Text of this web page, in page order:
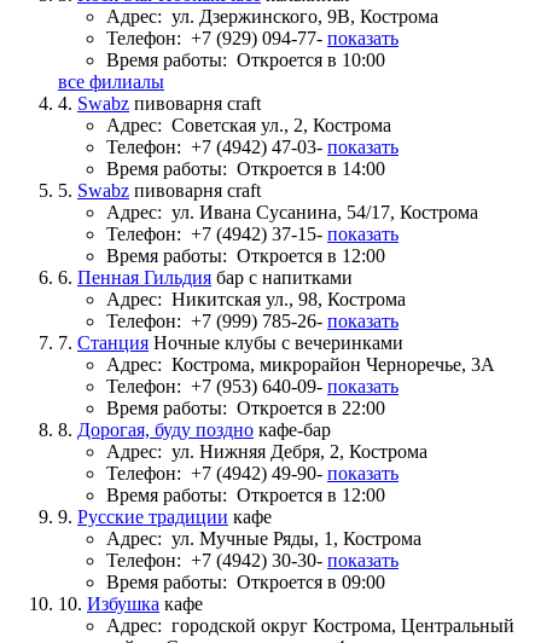
Адрес: ул. Дзержинского, 9В, Кострома
Телефон: +7 (929) 094-77- показать
Время работы: Откроется в 10:00
все филиалы
4. Swabz пивоварня craft
Адрес: Советская ул., 2, Кострома
Телефон: +7 (4942) 47-03- показать
Время работы: Откроется в 14:00
5. Swabz пивоварня craft
Адрес: ул. Ивана Сусанина, 54/17, Кострома
Телефон: +7 (4942) 37-15- показать
Время работы: Откроется в 12:00
6. Пенная Гильдия бар с напитками
Адрес: Никитская ул., 98, Кострома
Телефон: +7 (999) 785-26- показать
7. Станция Ночные клубы с вечеринками
Адрес: Кострома, микрорайон Черноречье, 3А
Телефон: +7 (953) 640-09- показать
Время работы: Откроется в 22:00
8. Дорогая, буду поздно кафе-бар
Адрес: ул. Нижняя Дебря, 2, Кострома
Телефон: +7 (4942) 49-90- показать
Время работы: Откроется в 12:00
9. Русские традиции кафе
Адрес: ул. Мучные Ряды, 1, Кострома
Телефон: +7 (4942) 30-30- показать
Время работы: Откроется в 09:00
10. Избушка кафе
Адрес: городской округ Кострома, Центральный